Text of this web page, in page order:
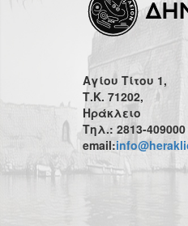
Αγίου Τίτου 1,
Τ.Κ. 71202,
Ηράκλειο
Τηλ.: 2813-409000
email: